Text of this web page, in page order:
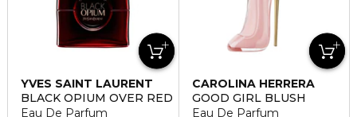
YVES SAINT LAURENT
BLACK OPIUM OVER RED
Eau De Parfum
CAROLINA HERRERA
GOOD GIRL BLUSH
Eau De Parfum